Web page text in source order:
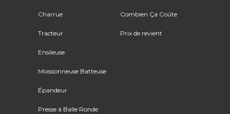
Charrue
Tracteur
Ensileuse
Moissonneuse Batteuse
Épandeur
Presse à Balle Ronde
Combien Ça Coûte
Prix de revient